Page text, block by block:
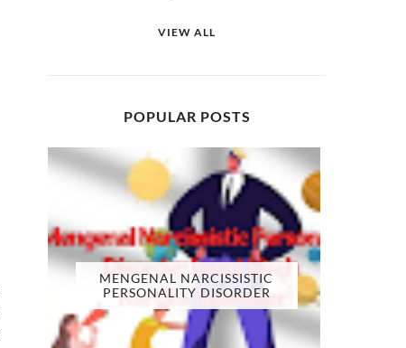
VIEW ALL
POPULAR POSTS
MENGENAL NARCISSISTIC
PERSONALITY DISORDER